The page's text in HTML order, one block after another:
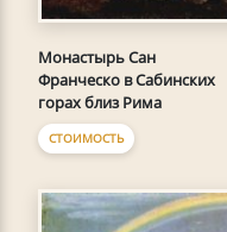
Монастырь Сан
Франческо в Сабинских
горах близ Рима
СТОИМОСТЬ